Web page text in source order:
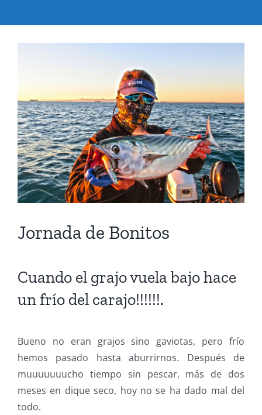
grande
Jornada de Bonitos
Cuando el grajo vuela bajo hace
un frío del carajo!!!!!!.
Bueno no eran grajos sino gaviotas, pero frío
hemos pasado hasta aburrirnos. Después de
muuuuuuucho tiempo sin pescar, más de dos
meses en dique seco, hoy no se ha dado mal del
todo.